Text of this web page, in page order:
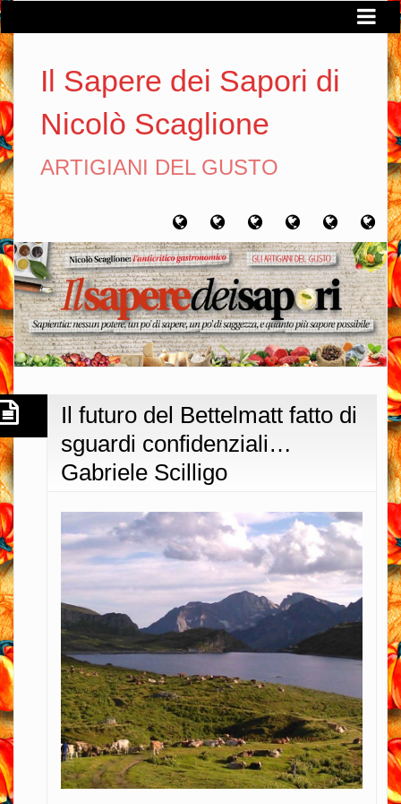
Il Sapere dei Sapori di
Nicolò Scaglione
ARTIGIANI DEL GUSTO
Home Chi
sono
Artigiani
del
gusto
Viaggi
del
gusto
Filosofia
del
gusto
Il futuro del Bettelmatt fatto di
sguardi confidenziali…
Gabriele Scilligo